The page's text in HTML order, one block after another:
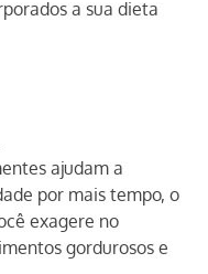
a sua dieta
ajudam a
por mais tempo, o
exagere no
gordurosos e